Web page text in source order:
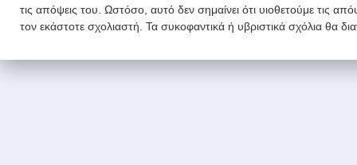
τις απόψεις του. Ωστόσο, αυτό δεν σημαίνει ότι υιοθετούμε τις
τον εκάστοτε σχολιαστή. Τα συκοφαντικά ή υβριστικά σχόλια θα